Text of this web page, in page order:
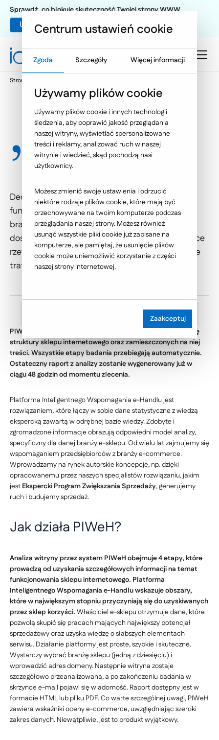
Umów warsztat UX
Sprawdź, co blokuje skuteczność Twojej strony WWW
Strona główna
Piweh
"Platforma Inteligentnego
Wspomagania e-Handlu."
Dedykowana sklepom internetowym
funkcjonującym w 10 najpopularniejszych
branżach. Głównym celem narzędzia jest
dostarczanie posiadaczom platform e-commerce
rzetelnej wiedzy, która pozwoli na podejmowanie
trafnych decyzji biznesowych.
PIWeH jest systemem umożliwiającym szczegółową analizę
struktury sklepu internetowego oraz zamieszczonych na niej
treści. Wszystkie etapy badania przebiegają automatycznie.
Ostateczny raport z analizy zostanie wygenerowany już w
ciągu 48 godzin od momentu zlecenia.
Platforma Inteligentnego Wspomagania e-Handlu jest
rozwiązaniem, które łączy w sobie dane statystyczne z wiedzą
ekspercką zawartą w odrębnej bazie wiedzy. Zdobyte i
zgromadzone informacje obrazują odpowiedni model analizy,
specyficzny dla danej branży e-sklepu. Od wielu lat zajmujemy się
wspomaganiem przedsiębiorców z branży e-commerce.
Wprowadzamy na rynek autorskie koncepcje, np. dzięki
opracowanemu przez naszych specjalistów rozwiązaniu, jakim
jest Ekspercki Program Zwiększania Sprzedaży, generujemy
ruch i budujemy sprzedaż.
Jak działa PIWeH?
Analiza witryny przez system PIWeH obejmuje 4 etapy, które
prowadzą od uzyskania szczegółowych informacji na temat
funkcjonowania sklepu internetowego. Platforma
Inteligentnego Wspomagania e-Handlu wskazuje obszary,
które w największym stopniu przyczyniają się do uzyskiwanych
przez sklep korzyści. Właściciel e-sklepu otrzymuje dane, które
pozwolą skupić się pracach mających największy potencjał
sprzedażowy oraz uzyska wiedzę o słabszych elementach
serwisu. Działanie platformy jest proste, szybkie i skuteczne.
Wystarczy wybrać branżę sklepu (jedną z dziesięciu) i
wprowadzić adres domeny. Następnie witryna zostaje
szczegółowo przeanalizowana, a po zakończeniu badania w
skrzynce e-mail pojawi się wiadomość. Raport dostępny jest w
formacie HTML lub pliku PDF. Co warte szczególnej uwagi, PIWeH
zawiera wskaźniki oceny e-commerce, uwzględniając szeroki
zakres danych. Niewątpliwie, jest to produkt wyjątkowy.
Centrum ustawień cookie
Zgoda Szczegóły Więcej informacji
Używamy plików cookie
Używamy plików cookie i innych technologii
śledzenia, aby poprawić jakość przeglądania
naszej witryny, wyświetlać spersonalizowane
treści i reklamy, analizować ruch w naszej
witrynie i wiedzieć, skąd pochodzą nasi
użytkownicy.
Możesz zmienić swoje ustawienia i odrzucić
niektóre rodzaje plików cookie, które mają być
przechowywane na twoim komputerze podczas
przeglądania naszej strony. Możesz również
usunąć wszystkie pliki cookie już zapisane na
komputerze, ale pamiętaj, że usunięcie plików
cookie może uniemożliwić korzystanie z części
naszej strony internetowej.
Zaakceptuj